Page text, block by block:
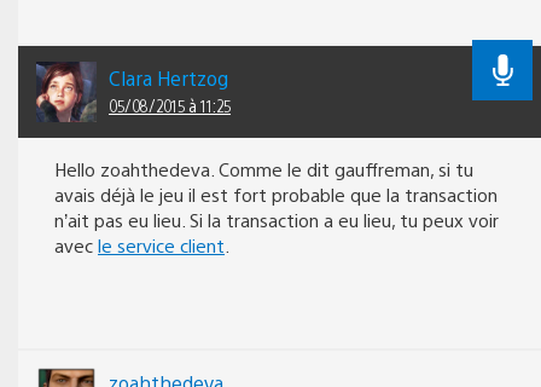
Clara Hertzog
05/08/2015 à 11:25
Hello zoahthedeva. Comme le dit gauffreman, si tu
avais déjà le jeu il est fort probable que la transaction
n’ait pas eu lieu. Si la transaction a eu lieu, tu peux voir
avec le service client